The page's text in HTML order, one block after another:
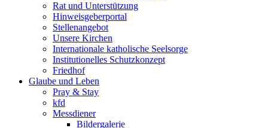
Rat und Unterstützung
Hinweisgeberportal
Stellenangebot
Unsere Kirchen
Internationale katholische Seelsorge
Institutionelles Schutzkonzept
Friedhof
Glaube und Leben
Pray & Stay
kfd
Messdiener
Bildergalerie